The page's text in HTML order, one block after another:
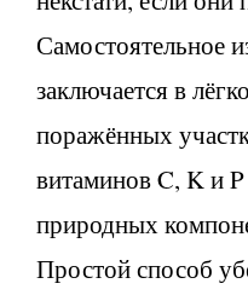
Самостоятельное
заключается в
поражённых
витаминов C, K и
природных
Простой способ